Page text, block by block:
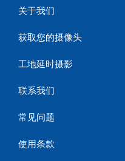
关于我们
获取您的摄像头
工地延时摄影
联系我们
常见问题
使用条款